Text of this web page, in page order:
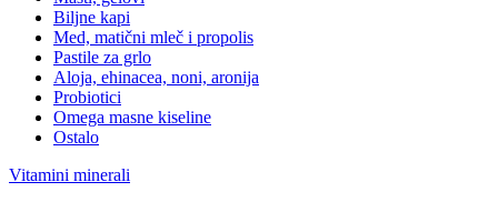
Biljne kapi
Med, matični mleč i propolis
Pastile za grlo
Aloja, ehinacea, noni, aronija
Probiotici
Omega masne kiseline
Ostalo
Vitamini minerali